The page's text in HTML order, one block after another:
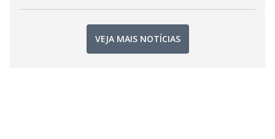
VEJA MAIS NOTÍCIAS